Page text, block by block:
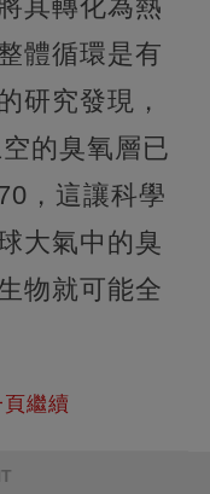
其轉化為熱
體循環是有
研究發現，
的臭氧層已
，這讓科學
大氣中的臭
物就可能全
繼續